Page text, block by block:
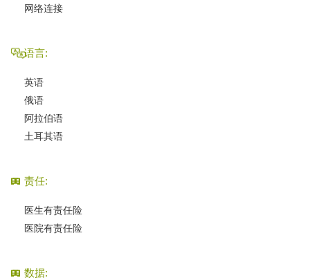
网络连接
语言:
英语
俄语
阿拉伯语
土耳其语
责任:
医生有责任险
医院有责任险
数据: